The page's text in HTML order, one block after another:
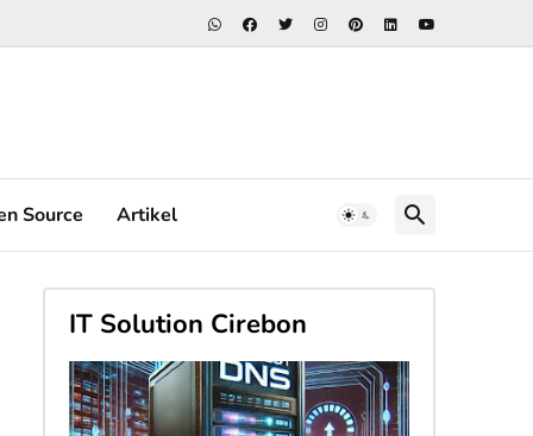
Source Artikel
IT Solution Cirebon